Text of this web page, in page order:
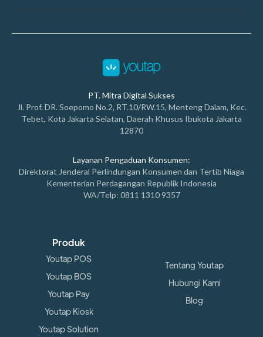
PT. Mitra Digital Sukses
Jl. Prof. DR. Soepomo No.2, RT.10/RW.15, Menteng Dalam, Kec.
Tebet, Kota Jakarta Selatan, Daerah Khusus Ibukota Jakarta
12870
Layanan Pengaduan Konsumen:
Direktorat Jenderal Perlindungan Konsumen dan Tertib Niaga
Kementerian Perdagangan Republik Indonesia
WA/Telp: 0811 1310 9357
Produk
Youtap POS
Youtap BOS
Youtap Pay
Youtap Kiosk
Youtap Solution
Tentang Youtap
Hubungi Kami
Blog